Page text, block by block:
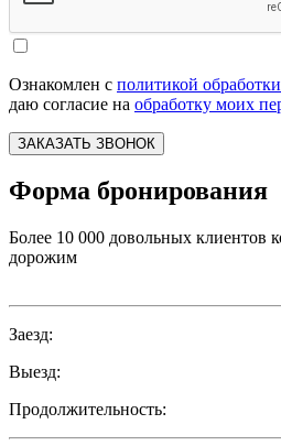
Ознакомлен с политикой
даю согласие на обработку моих
ЗАКАЗАТЬ ЗВОНОК
Форма бронирования
Более 10 000 довольных клиентов
дорожим
Заезд:
Выезд:
Продолжительность: